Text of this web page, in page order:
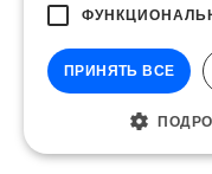
ПРИНЯТЬ ВСЕ